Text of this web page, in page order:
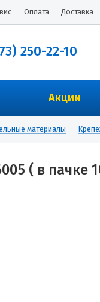
Оплата Доставка
250-22-10
Акции
материалы
( в пачке